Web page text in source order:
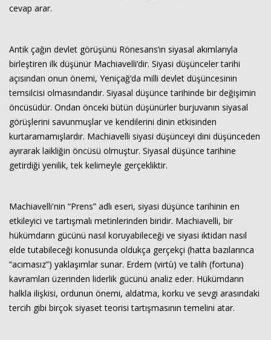
cevap arar.
Antik çağın devlet görüşünü Rönesans’ın siyasal akımlarıyla
birleştiren ilk düşünür Machiavelli’dir. Siyasi düşünceler tarihi
açısından onun önemi, Yeniçağ’da milli devlet düşüncesinin
temsilcisi olmasındandır. Siyasal düşünce tarihinde bir değişimin
öncüsüdür. Ondan önceki bütün düşünürler burjuvanın siyasal
görüşlerini savunmuşlar ve kendilerini dinin etkisinden
kurtaramamışlardır. Machiavelli siyasi düşünceyi dini düşünceden
ayırarak laikliğin öncüsü olmuştur. Siyasal düşünce tarihine
getirdiği yenilik, tek kelimeyle gerçekliktir.
Machiavelli'nin “Prens” adlı eseri, siyasi düşünce tarihinin en
etkileyici ve tartışmalı metinlerinden biridir. Machiavelli, bir
hükümdarın gücünü nasıl koruyabileceği ve siyasi iktidarı nasıl
elde tutabileceği konusunda oldukça gerçekçi (hatta bazılarınca
“acımasız”) yaklaşımlar sunar. Erdem (virtù) ve talih (fortuna)
kavramları üzerinden liderlik gücünü analiz eder. Hükümdarın
halkla ilişkisi, ordunun önemi, aldatma, korku ve sevgi arasındaki
tercih gibi birçok siyaset teorisi tartışmasının temelini atar.